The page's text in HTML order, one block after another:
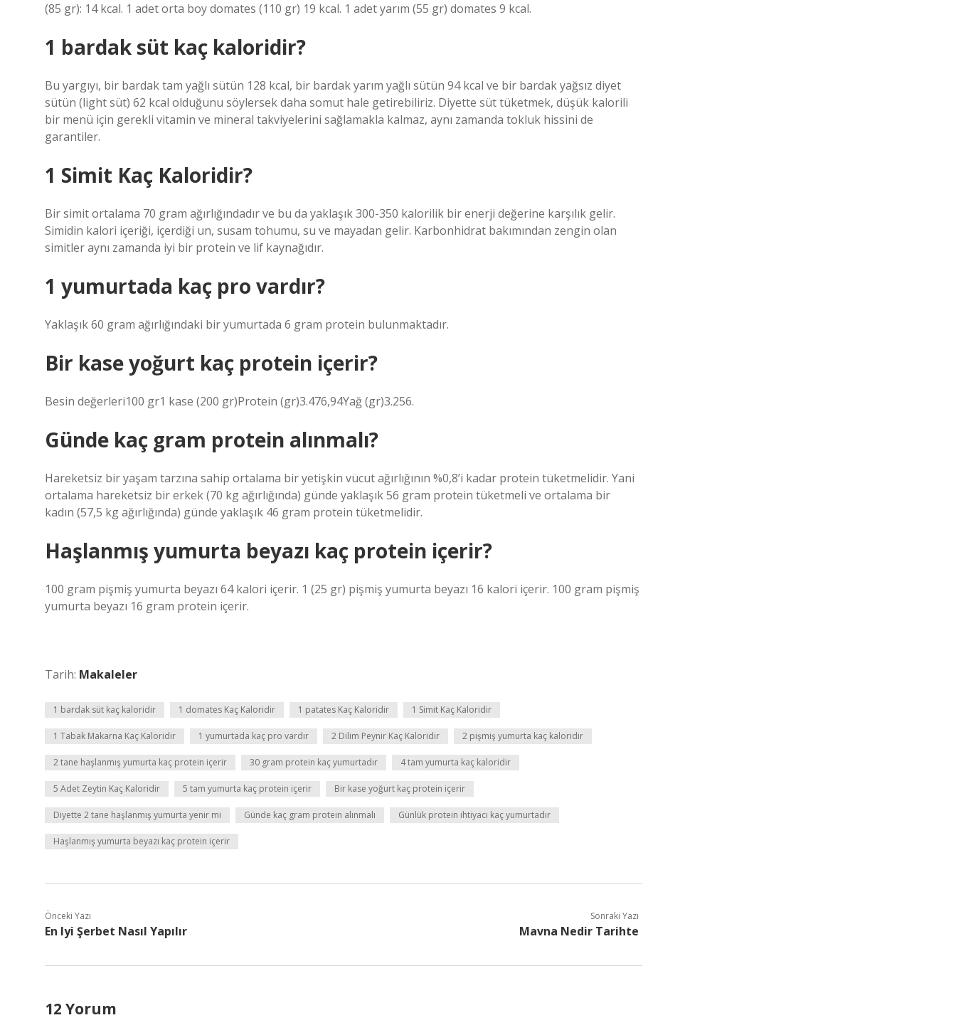
(85 gr): 14 kcal. 1 adet orta boy domates (110 gr) 19 kcal. 1 adet yarım (55 gr) domates 9 kcal.
1 bardak süt kaç kaloridir?
Bu yargıyı, bir bardak tam yağlı sütün 128 kcal, bir bardak yarım yağlı sütün 94 kcal ve bir bardak yağsız diyet
sütün (light süt) 62 kcal olduğunu söylersek daha somut hale getirebiliriz. Diyette süt tüketmek, düşük kalorili
bir menü için gerekli vitamin ve mineral takviyelerini sağlamakla kalmaz, aynı zamanda tokluk hissini de
garantiler.
1 Simit Kaç Kaloridir?
Bir simit ortalama 70 gram ağırlığındadır ve bu da yaklaşık 300-350 kalorilik bir enerji değerine karşılık gelir.
Simidin kalori içeriği, içerdiği un, susam tohumu, su ve mayadan gelir. Karbonhidrat bakımından zengin olan
simitler aynı zamanda iyi bir protein ve lif kaynağıdır.
1 yumurtada kaç pro vardır?
Yaklaşık 60 gram ağırlığındaki bir yumurtada 6 gram protein bulunmaktadır.
Bir kase yoğurt kaç protein içerir?
Besin değerleri100 gr1 kase (200 gr)Protein (gr)3.476,94Yağ (gr)3.256.
Günde kaç gram protein alınmalı?
Hareketsiz bir yaşam tarzına sahip ortalama bir yetişkin vücut ağırlığının %0,8’i kadar protein tüketmelidir. Yani
ortalama hareketsiz bir erkek (70 kg ağırlığında) günde yaklaşık 56 gram protein tüketmeli ve ortalama bir
kadın (57,5 kg ağırlığında) günde yaklaşık 46 gram protein tüketmelidir.
Haşlanmış yumurta beyazı kaç protein içerir?
100 gram pişmiş yumurta beyazı 64 kalori içerir. 1 (25 gr) pişmiş yumurta beyazı 16 kalori içerir. 100 gram pişmiş
yumurta beyazı 16 gram protein içerir.
Tarih: Makaleler
1 bardak süt kaç kaloridir 1 domates Kaç Kaloridir 1 patates Kaç Kaloridir 1 Simit Kaç Kaloridir
1 Tabak Makarna Kaç Kaloridir 1 yumurtada kaç pro vardır 2 Dilim Peynir Kaç Kaloridir 2 pişmiş yumurta kaç kaloridir
2 tane haşlanmış yumurta kaç protein içerir 30 gram protein kaç yumurtadır 4 tam yumurta kaç kaloridir
5 Adet Zeytin Kaç Kaloridir 5 tam yumurta kaç protein içerir Bir kase yoğurt kaç protein içerir
Diyette 2 tane haşlanmış yumurta yenir mi Günde kaç gram protein alınmalı Günlük protein ihtiyacı kaç yumurtadır
Haşlanmış yumurta beyazı kaç protein içerir
Önceki Yazı
En Iyi Şerbet Nasıl Yapılır
Sonraki Yazı
Mavna Nedir Tarihte
12 Yorum